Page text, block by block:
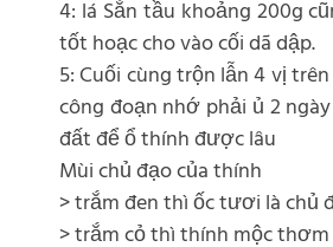
4: lá Sắn tầu khoảng 200g
tốt hoạc cho vào cối dã dập.
5: Cuối cùng trộn lẫn 4 vị
công đoạn nhớ phải ủ 2
đất để ổ thính được lâu
Mùi chủ đạo của thính
> trắm đen thì ốc tươi là chủ
> trắm cỏ thì thính mộc thơm